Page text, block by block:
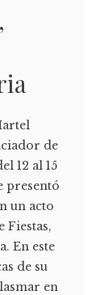
de
12 al 15
presentó
un acto
Fiestas,
En este
de su
en